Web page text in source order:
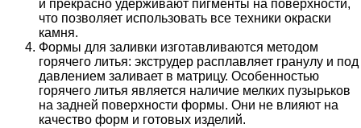
и прекрасно удерживают пигменты на поверхности,
что позволяет использовать все техники окраски
камня.
Формы для заливки изготавливаются методом
горячего литья: экструдер расплавляет гранулу и под
давлением заливает в матрицу. Особенностью
горячего литья является наличие мелких пузырьков
на задней поверхности формы. Они не влияют на
качество форм и готовых изделий.